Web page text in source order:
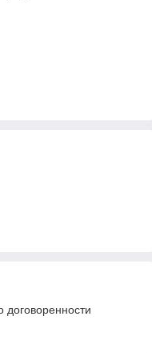
договоренности